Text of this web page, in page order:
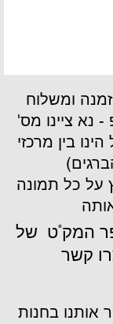
ומשלוח
- נא ציינו מס'
בין מרכזי
על כל תמונה
המק"ט של
קשר
אותנו בחנות